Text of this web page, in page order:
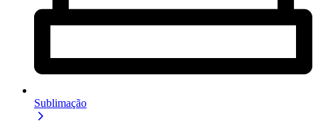
Sublimação